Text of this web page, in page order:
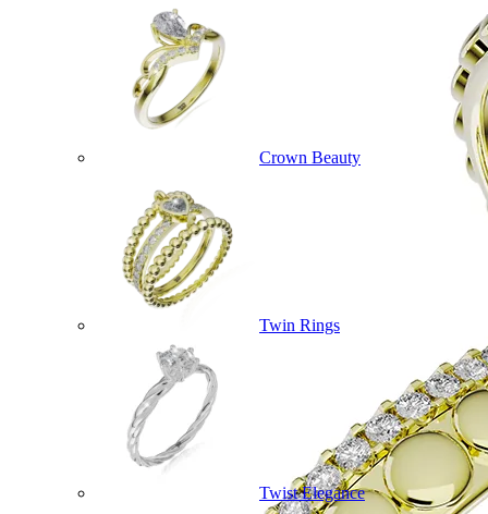
Crown Beauty
Twin Rings
Twist Elegance